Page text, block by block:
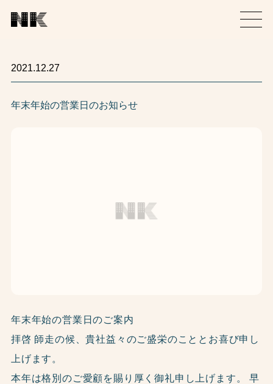
2021.12.27
年末年始の営業日のお知らせ
年末年始の営業日のご案内
拝啓 師走の候、貴社益々のご盛栄のこととお喜び申し
上げます。
本年は格別のご愛顧を賜り厚く御礼申し上げます。 早